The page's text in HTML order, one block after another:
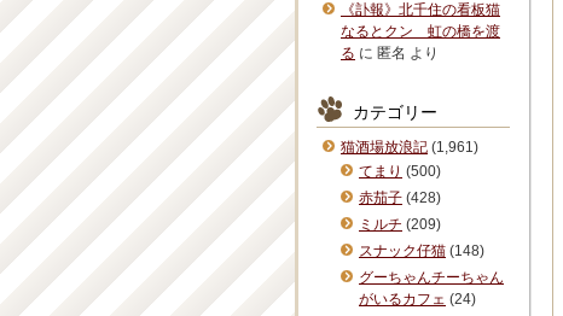
《訃報》北千住の看板猫
なるとクン 虹の橋を渡
る に 匿名 より
カテゴリー
猫酒場放浪記 (1,961)
てまり (500)
赤茄子 (428)
ミルチ (209)
スナック仔猫 (148)
グーちゃんチーちゃん
がいるカフェ (24)